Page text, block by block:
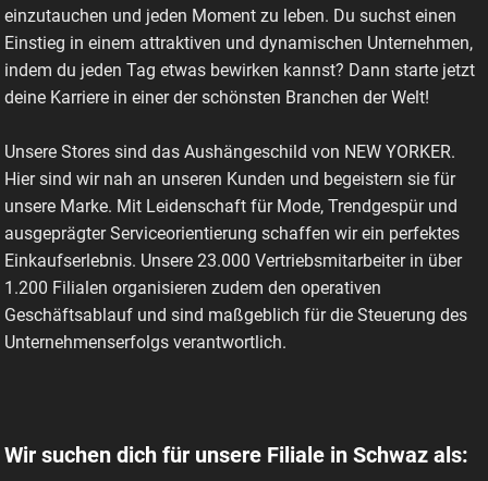
einzutauchen und jeden Moment zu leben. Du suchst einen
Einstieg in einem attraktiven und dynamischen Unternehmen,
indem du jeden Tag etwas bewirken kannst? Dann starte jetzt
deine Karriere in einer der schönsten Branchen der Welt!
Unsere Stores sind das Aushängeschild von NEW YORKER.
Hier sind wir nah an unseren Kunden und begeistern sie für
unsere Marke. Mit Leidenschaft für Mode, Trendgespür und
ausgeprägter Serviceorientierung schaffen wir ein perfektes
Einkaufserlebnis. Unsere 23.000 Vertriebsmitarbeiter in über
1.200 Filialen organisieren zudem den operativen
Geschäftsablauf und sind maßgeblich für die Steuerung des
Unternehmenserfolgs verantwortlich.
Wir suchen dich für unsere Filiale in Schwaz als: